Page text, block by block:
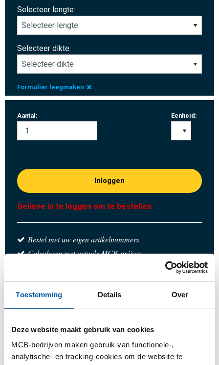
Toestemming Details Over
Deze website maakt gebruik van cookies
MCB-bedrijven maken gebruik van functionele-,
analytische- en tracking-cookies om de website te
Selecteer lengte:
Selecteer dikte:
Formulier leegmaken
Aantal: Eenheid:
Inloggen
Gelieve in te loggen om te bestellen
Bestel met uw eigen artikelnummers
Calculeren met actuele MCB-prijzen
Downloads Specificaties